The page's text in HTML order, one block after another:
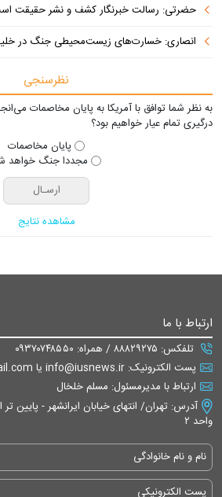
حضرتی: رسالت خبرنگار کشف و نشر حقیقت
انصاری: خسارت‌های زیست‌محیطی جنگ در
نظرسنجی
به نظر شما توافق با آمریکا به پایان مخاصمات
درگیری تمام عیار خواهیم بود؟
پایان مخاصمات
مجددا جنگ خواهد
مشاهده نتایج
ارتباط با ما
تلفکس: ۸۸۸۲۹۲۷۵ / همراه: ۰۹۳۷۰۷۴۸۵۵۰
پست الکترونیک: info@iusnews.ir یا eiusnews@gmail.com
ارتباط با مدیرمسئول: مسلم خلخال
واحد ۲